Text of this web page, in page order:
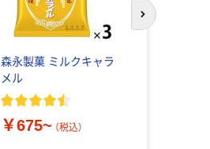
森永製菓 ミルクキャラ
メル
￥675~ （税込）
次のスライド